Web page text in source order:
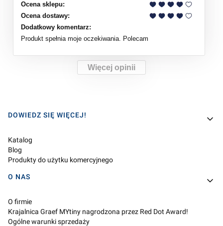
Ocena sklepu:
Ocena dostawy:
Dodatkowy komentarz:
Produkt spełnia moje oczekiwania. Polecam
Więcej opinii
Linki w stopce
DOWIEDZ SIĘ WIĘCEJ!
Katalog
Blog
Produkty do użytku komercyjnego
O NAS
O firmie
Krajalnica Graef MYtiny nagrodzona przez Red Dot Award!
Ogólne warunki sprzedaży